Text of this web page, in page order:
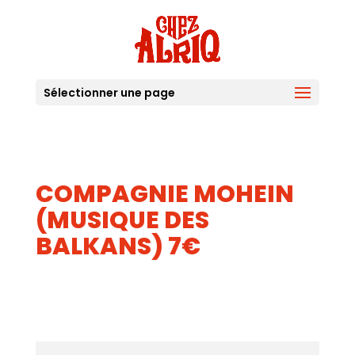
Sélectionner une page
COMPAGNIE MOHEIN
(MUSIQUE DES
BALKANS) 7€